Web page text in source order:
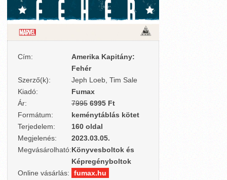
Cím:
Amerika Kapitány:
Fehér
Szerző(k):
Jeph Loeb, Tim Sale
Kiadó:
Fumax
Ár:
7995 6995 Ft
Formátum:
keménytáblás kötet
Terjedelem:
160 oldal
Megjelenés:
2023.03.05.
Megvásárolható:Könyvesboltok és
Képregényboltok
Online vásárlás:
fumax.hu